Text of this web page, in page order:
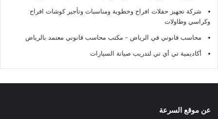
شركة تجهيز حفلات افراح وخطوبة ومناسبات وتأجير كوشات افراح
وكراسي وطاولات
محاسب قانوني في الرياض - مكتب محاسب قانوني معتمد بالرياض
أكاديمية تي أي تي لتدريب صيانة السيارات
عن موقع السرعة